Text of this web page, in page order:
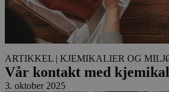
ARTIKKEL | KJEMIKALIER OG
Vår kontakt med
3. oktober 2025